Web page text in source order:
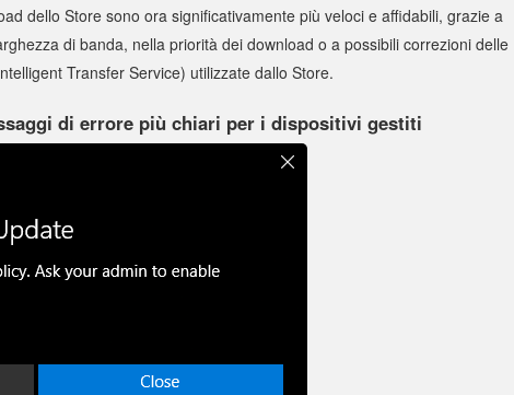
dello Store sono ora significativamente più veloci e affidabili, grazie a
di banda, nella priorità dei download o a possibili correzioni delle
Transfer Service) utilizzate dallo Store.
di errore più chiari per i dispositivi gestiti